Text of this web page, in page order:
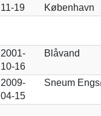
11-19
København
2001-
10-16
Blåvand
2009-
04-15
Sneum